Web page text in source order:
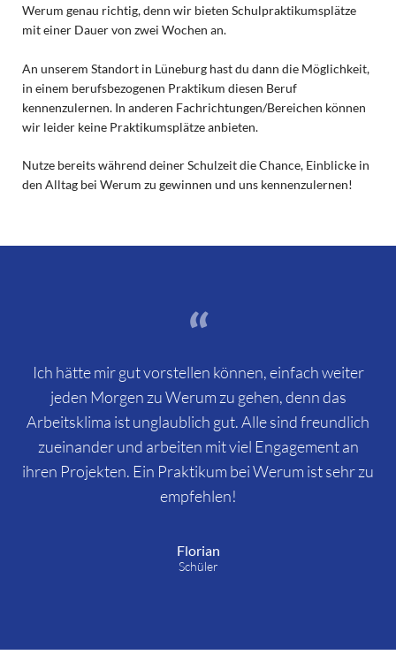
Werum genau richtig, denn wir bieten Schulpraktikumsplätze
mit einer Dauer von zwei Wochen an.
An unserem Standort in Lüneburg hast du dann die Möglichkeit,
in einem berufsbezogenen Praktikum diesen Beruf
kennenzulernen. In anderen Fachrichtungen/Bereichen können
wir leider keine Praktikumsplätze anbieten.
Nutze bereits während deiner Schulzeit die Chance, Einblicke in
den Alltag bei Werum zu gewinnen und uns kennenzulernen!
Ich hätte mir gut vorstellen können, einfach weiter
jeden Morgen zu Werum zu gehen, denn das
Arbeitsklima ist unglaublich gut. Alle sind freundlich
zueinander und arbeiten mit viel Engagement an
ihren Projekten. Ein Praktikum bei Werum ist sehr zu
empfehlen!
Florian
Schüler